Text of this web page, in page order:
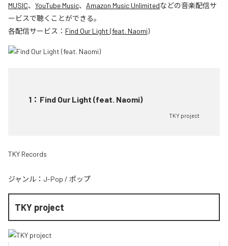
MUSIC、 YouTube Music、 Amazon Music Unlimitedなどの音楽配信サ
ービスで聴くことができる。
各配信サービス： Find Our Light (feat. Naomi)
1 ： Find Our Light (feat. Naomi)
TKY project
TKY Records
ジャンル： J-Pop / ポップ
TKY project